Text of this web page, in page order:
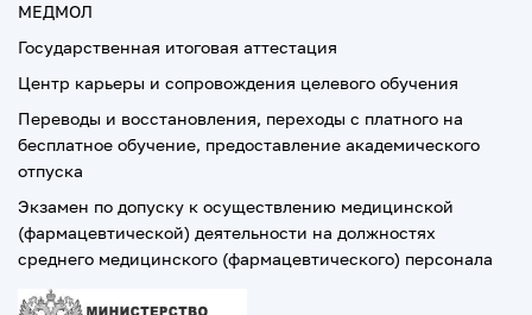
МЕДМОЛ
Государственная итоговая аттестация
Центр карьеры и сопровождения целевого обучения
Переводы и восстановления, переходы с платного на
бесплатное обучение, предоставление академического
отпуска
Экзамен по допуску к осуществлению медицинской
(фармацевтической) деятельности на должностях
среднего медицинского (фармацевтического) персонала